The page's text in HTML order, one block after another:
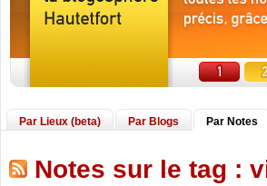
Par Lieux (beta) Par Blogs Par Notes
Notes sur le tag :